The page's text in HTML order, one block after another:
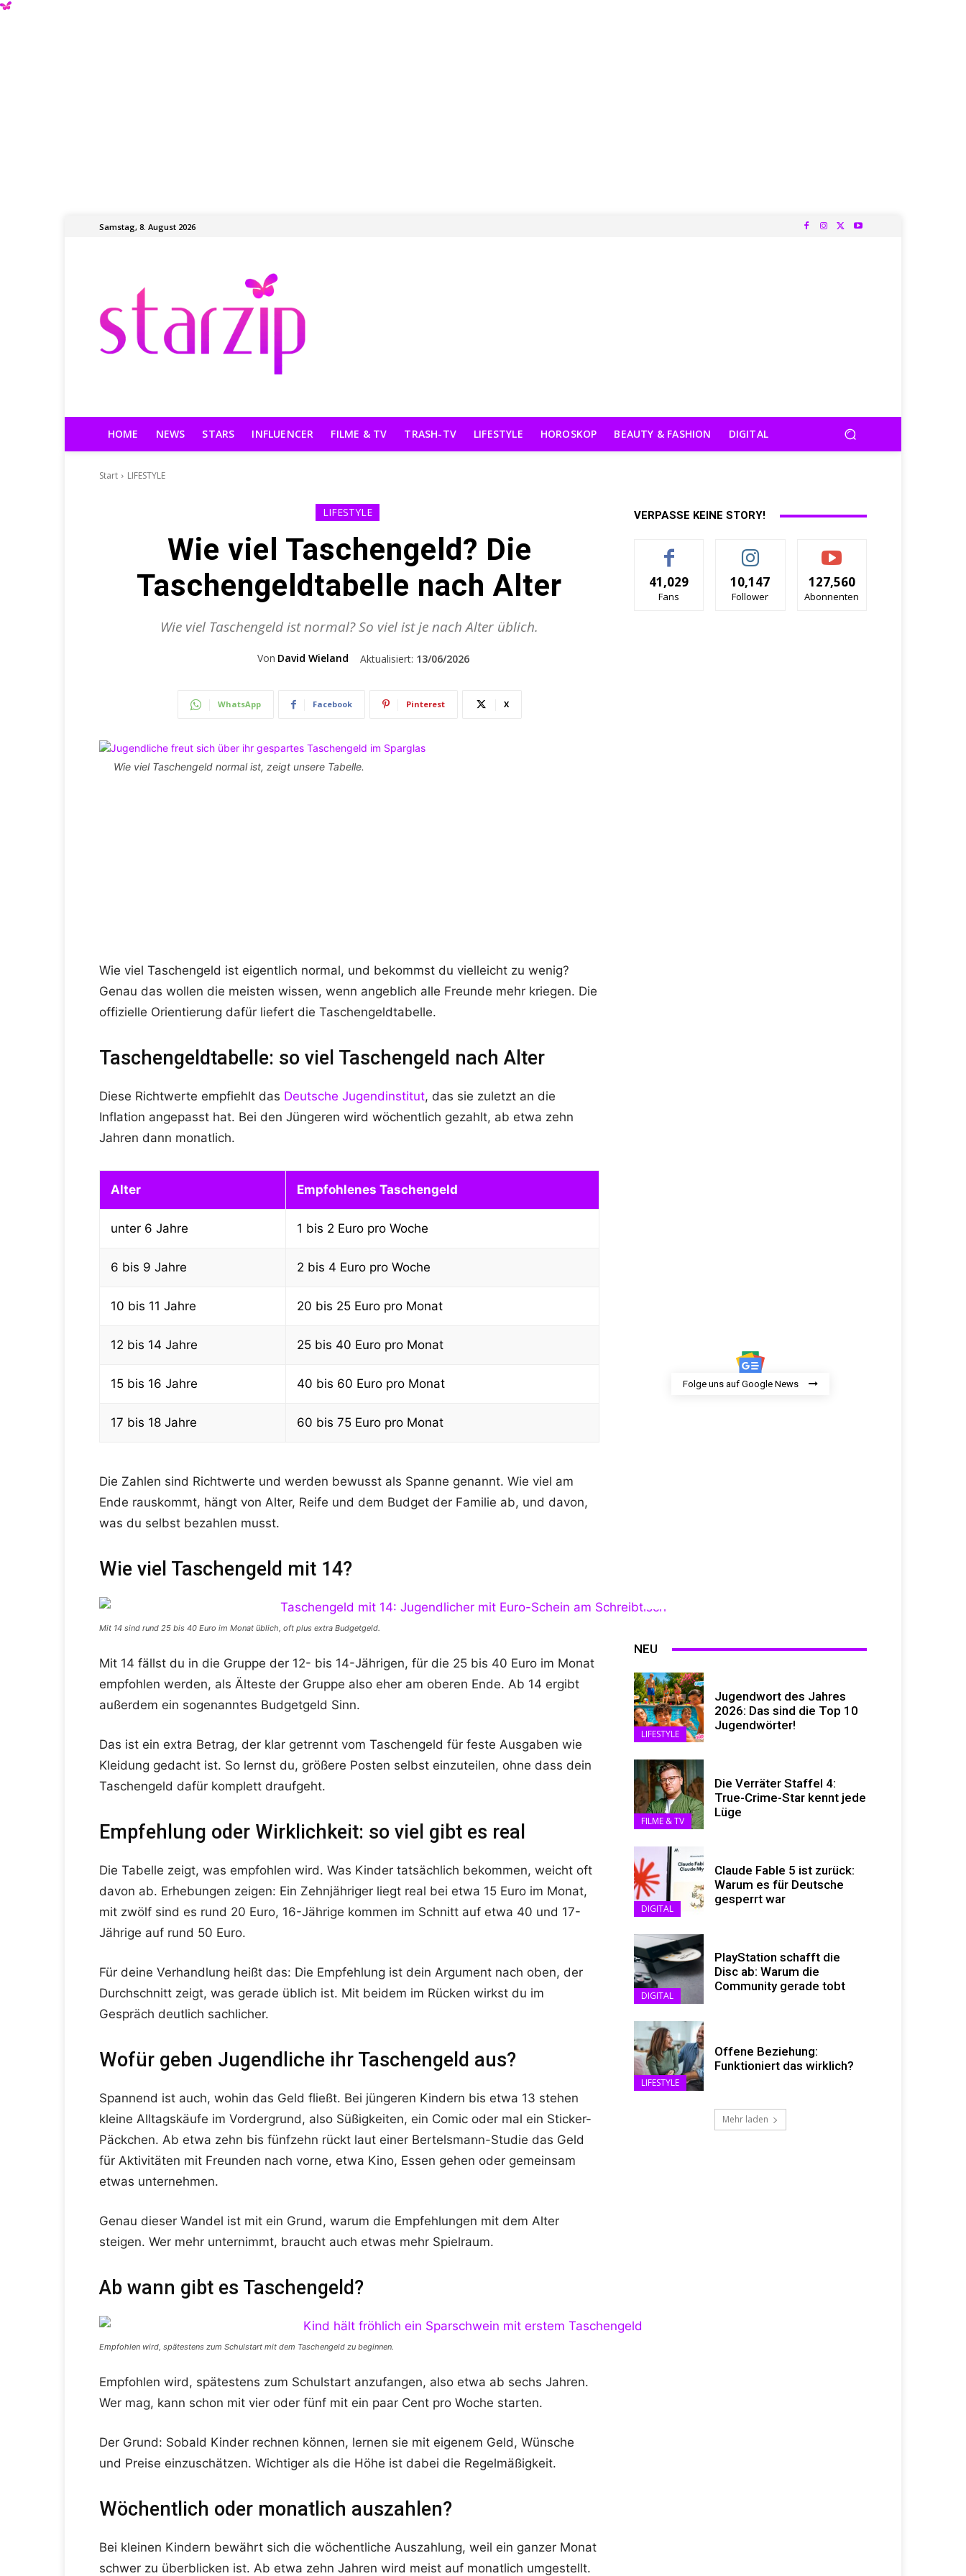
Samstag, 8. August 2026
HOME NEWS STARS INFLUENCER FILME & TV TRASH-TV LIFESTYLE HOROSKOP BEAUTY & FASHION DIGITAL
Start LIFESTYLE
LIFESTYLE
Wie viel Taschengeld? Die
Taschengeldtabelle nach Alter
Wie viel Taschengeld ist normal? So viel ist je nach Alter üblich.
Von David Wieland Aktualisiert: 13/06/2026
WhatsApp Facebook Pinterest X
Wie viel Taschengeld normal ist, zeigt unsere Tabelle.
Wie viel Taschengeld ist eigentlich normal, und bekommst du vielleicht zu wenig?
Genau das wollen die meisten wissen, wenn angeblich alle Freunde mehr kriegen. Die
offizielle Orientierung dafür liefert die Taschengeldtabelle.
Taschengeldtabelle: so viel Taschengeld nach Alter
Diese Richtwerte empfiehlt das Deutsche Jugendinstitut, das sie zuletzt an die
Inflation angepasst hat. Bei den Jüngeren wird wöchentlich gezahlt, ab etwa zehn
Jahren dann monatlich.
Alter Empfohlenes Taschengeld
unter 6 Jahre 1 bis 2 Euro pro Woche
6 bis 9 Jahre 2 bis 4 Euro pro Woche
10 bis 11 Jahre 20 bis 25 Euro pro Monat
12 bis 14 Jahre 25 bis 40 Euro pro Monat
15 bis 16 Jahre 40 bis 60 Euro pro Monat
17 bis 18 Jahre 60 bis 75 Euro pro Monat
Die Zahlen sind Richtwerte und werden bewusst als Spanne genannt. Wie viel am
Ende rauskommt, hängt von Alter, Reife und dem Budget der Familie ab, und davon,
was du selbst bezahlen musst.
Wie viel Taschengeld mit 14?
Mit 14 sind rund 25 bis 40 Euro im Monat üblich, oft plus extra Budgetgeld.
Mit 14 fällst du in die Gruppe der 12- bis 14-Jährigen, für die 25 bis 40 Euro im Monat
empfohlen werden, als Älteste der Gruppe also eher am oberen Ende. Ab 14 ergibt
außerdem ein sogenanntes Budgetgeld Sinn.
Das ist ein extra Betrag, der klar getrennt vom Taschengeld für feste Ausgaben wie
Kleidung gedacht ist. So lernst du, größere Posten selbst einzuteilen, ohne dass dein
Taschengeld dafür komplett draufgeht.
Empfehlung oder Wirklichkeit: so viel gibt es real
Die Tabelle zeigt, was empfohlen wird. Was Kinder tatsächlich bekommen, weicht oft
davon ab. Erhebungen zeigen: Ein Zehnjähriger liegt real bei etwa 15 Euro im Monat,
mit zwölf sind es rund 20 Euro, 16-Jährige kommen im Schnitt auf etwa 40 und 17-
Jährige auf rund 50 Euro.
Für deine Verhandlung heißt das: Die Empfehlung ist dein Argument nach oben, der
Durchschnitt zeigt, was gerade üblich ist. Mit beidem im Rücken wirkst du im
Gespräch deutlich sachlicher.
Wofür geben Jugendliche ihr Taschengeld aus?
Spannend ist auch, wohin das Geld fließt. Bei jüngeren Kindern bis etwa 13 stehen
kleine Alltagskäufe im Vordergrund, also Süßigkeiten, ein Comic oder mal ein Sticker-
Päckchen. Ab etwa zehn bis fünfzehn rückt laut einer Bertelsmann-Studie das Geld
für Aktivitäten mit Freunden nach vorne, etwa Kino, Essen gehen oder gemeinsam
etwas unternehmen.
Genau dieser Wandel ist mit ein Grund, warum die Empfehlungen mit dem Alter
steigen. Wer mehr unternimmt, braucht auch etwas mehr Spielraum.
Ab wann gibt es Taschengeld?
Empfohlen wird, spätestens zum Schulstart mit dem Taschengeld zu beginnen.
Empfohlen wird, spätestens zum Schulstart anzufangen, also etwa ab sechs Jahren.
Wer mag, kann schon mit vier oder fünf mit ein paar Cent pro Woche starten.
Der Grund: Sobald Kinder rechnen können, lernen sie mit eigenem Geld, Wünsche
und Preise einzuschätzen. Wichtiger als die Höhe ist dabei die Regelmäßigkeit.
Wöchentlich oder monatlich auszahlen?
Bei kleinen Kindern bewährt sich die wöchentliche Auszahlung, weil ein ganzer Monat
schwer zu überblicken ist. Ab etwa zehn Jahren wird meist auf monatlich umgestellt.
VERPASSE KEINE STORY!
41,029
Fans
10,147
Follower
127,560
Abonnenten
Folge uns auf Google News
NEU
LIFESTYLE
Jugendwort des Jahres
2026: Das sind die Top 10
Jugendwörter!
FILME & TV
Die Verräter Staffel 4:
True-Crime-Star kennt jede
Lüge
DIGITAL
Claude Fable 5 ist zurück:
Warum es für Deutsche
gesperrt war
DIGITAL
PlayStation schafft die
Disc ab: Warum die
Community gerade tobt
LIFESTYLE
Offene Beziehung:
Funktioniert das wirklich?
Mehr laden